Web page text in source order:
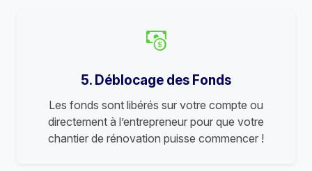
5. Déblocage des Fonds
Les fonds sont libérés sur votre compte ou
directement à l’entrepreneur pour que votre
chantier de rénovation puisse commencer !